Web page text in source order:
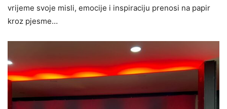
vrijeme svoje misli, emocije i inspiraciju prenosi na papir
kroz pjesme…